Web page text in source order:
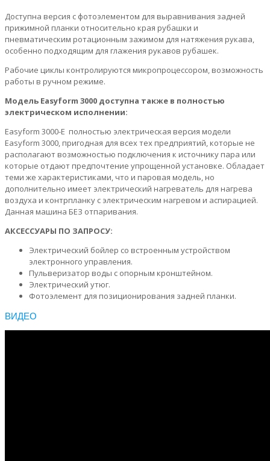
Доступна версия с фотоэлементом для выравнивания задней
прижимной планки относительно края рубашки и
пневматическим ротационным зажимом для натяжения рукава,
особенно подходящим для глажения рукавов рубашек.
Рабочие циклы контролируются микропроцессором, возможность
работы в ручном режиме.
Модель Easyform 3000 доступна также в полностью
электрическом исполнении:
Easyform 3000-E полностью электрическая версия модели
Easyform 3000, пригодная для всех тех предприятий, которые не
располагают возможностью подключения к источнику пара или
которые отдают предпочтение упрощенной установке. Обладает
теми же характеристиками, что и паровая модель, но
дополнительно имеет электрический нагреватель для нагрева
воздуха и контрпланку с электрическим нагревом и аспирацией.
Данная машина БЕЗ отпаривания.
АКСЕССУАРЫ ПО ЗАПРОСУ:
Электрический бойлер со встроенным устройством
электронного управления.
Пульверизатор воды с опорным кронштейном.
Электрический утюг.
Фотоэлемент для позиционирования задней планки.
ВИДЕО